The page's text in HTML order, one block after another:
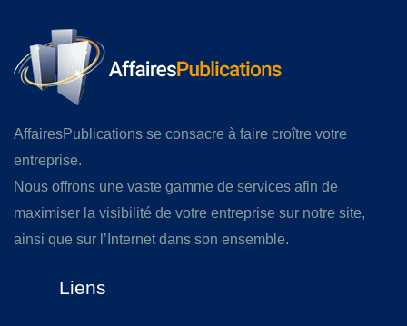
AffairesPublications se consacre à faire croître votre
entreprise.
Nous offrons une vaste gamme de services afin de
maximiser la visibilité de votre entreprise sur notre site,
ainsi que sur l’Internet dans son ensemble.
Liens